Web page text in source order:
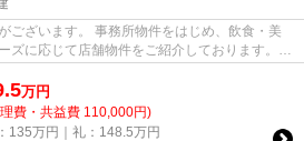
ございます。 事務所物件をはじめ、飲食・美
ズに応じて店舗物件をご紹介しております。
万円
費・共益費 110,000円)
135万円｜礼：148.5万円